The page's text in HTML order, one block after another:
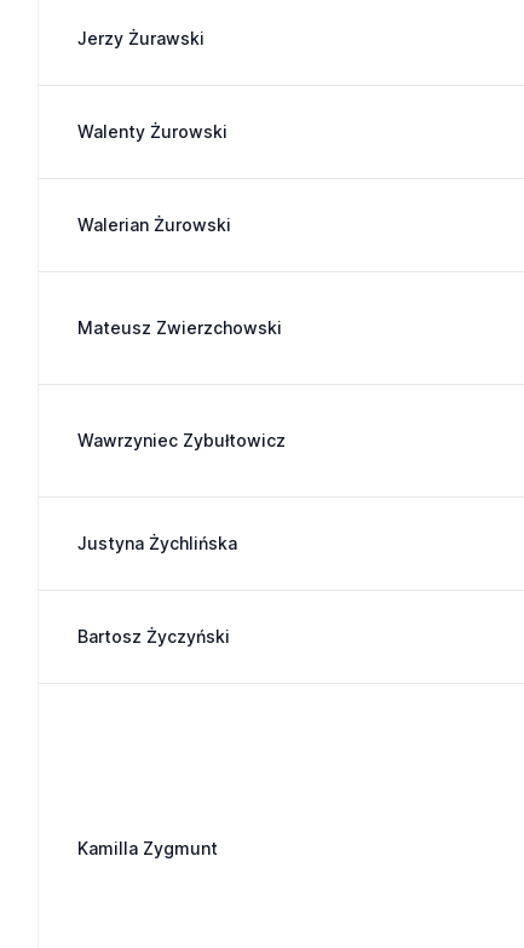
Jerzy Żurawski
Walenty Żurowski
Walerian Żurowski
Mateusz Zwierzchowski
Wawrzyniec Zybułtowicz
Justyna Żychlińska
Bartosz Życzyński
Kamilla Zygmunt